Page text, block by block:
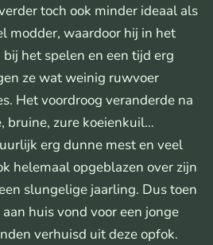
toch ook minder ideaal als
modder, waardoor hij in het
het spelen en een tijd erg
ze wat weinig ruwvoer
Het voordroog veranderde na
bruine, zure koeienkuil…
erg dunne mest en veel
helemaal opgeblazen over zijn
slungelige jaarling. Dus toen
huis vond voor een jonge
verhuisd uit deze opfok.